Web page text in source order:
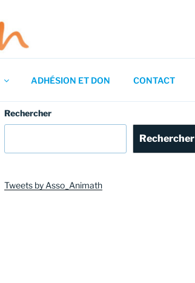
ADHÉSION ET DON CONTACT
Rechercher
Rechercher
Tweets by Asso_Animath